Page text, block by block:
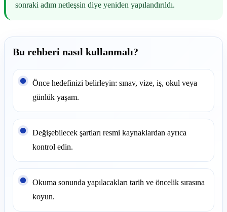
sonraki adım netleşsin diye yeniden yapılandırıldı.
Bu rehberi nasıl kullanmalı?
Önce hedefinizi belirleyin: sınav, vize, iş, okul veya
günlük yaşam.
Değişebilecek şartları resmi kaynaklardan ayrıca
kontrol edin.
Okuma sonunda yapılacakları tarih ve öncelik sırasına
koyun.